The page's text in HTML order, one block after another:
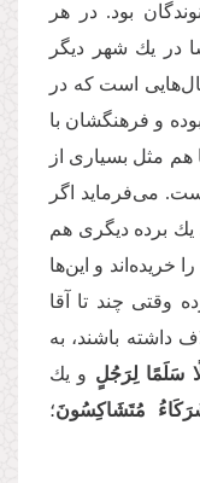
بود. در هر
در یك شهر دیگر
است كه در
و فرهنگشان با
هم مثل بسیارى از
مى‌‌فرماید اگر
یك برده دیگرى هم
خریده‌اند و این‌ها
وقتى چند تا آقا
داشته باشند، به
سَلَمًا لِرَجُلٍ و یك
مُتَشَاكِسُونَ؛